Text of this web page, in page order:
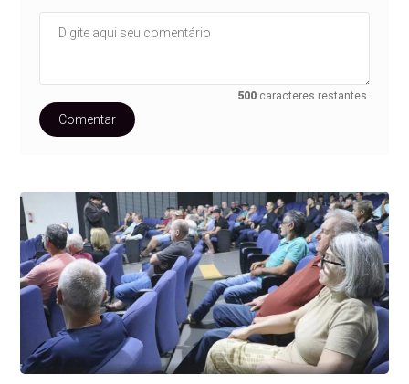
500 caracteres restantes.
Comentar